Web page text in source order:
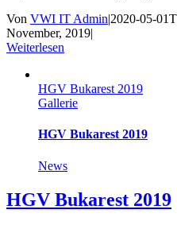
Von VWI IT Admin|2020-05-
November, 2019|
Weiterlesen
HGV Bukarest 2019
Gallerie
HGV Bukarest 2019
News
HGV Bukarest 2019